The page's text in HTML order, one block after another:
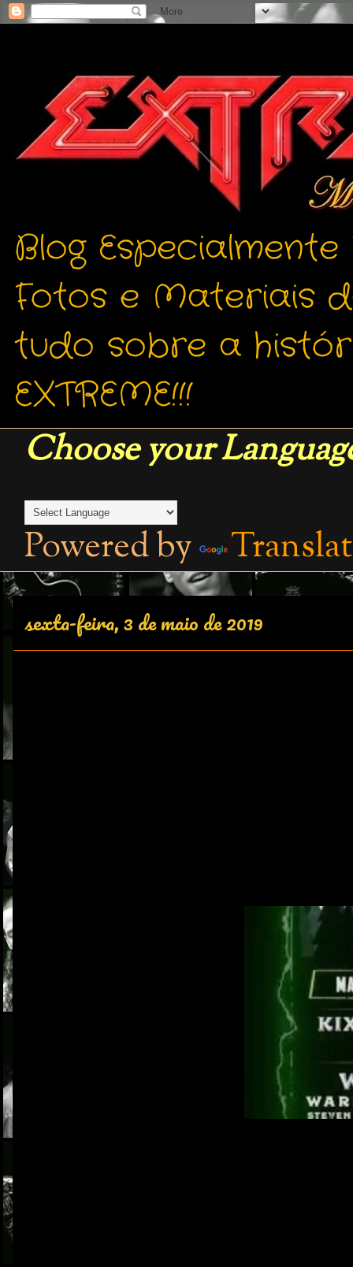
Blog
Fotos e Materiais
tudo sobre a
EXTREME!!!
Choose your
Powered by
sexta-feira, 3 de maio de 2019